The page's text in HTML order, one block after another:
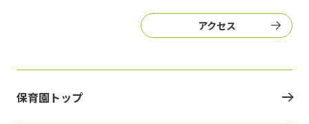
アクセス
保育園トップ